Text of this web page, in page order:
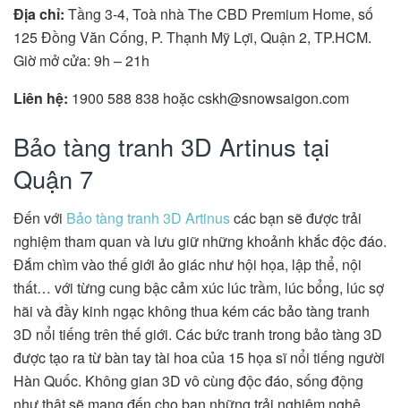
Địa chỉ: Tầng 3-4, Toà nhà The CBD Premium Home, số
125 Đồng Văn Cống, P. Thạnh Mỹ Lợi, Quận 2, TP.HCM.
Giờ mở cửa: 9h – 21h
Liên hệ: 1900 588 838 hoặccskh@snowsaigon.com
Bảo tàng tranh 3D Artinus tại
Quận 7
Đến với Bảo tàng tranh 3D Artinuscác bạn sẽ được trải
nghiệm tham quan và lưu giữ những khoảnh khắc độc đáo.
Đắm chìm vào thế giới ảo giác như hội họa, lập thể, nội
thất… với từng cung bậc cảm xúc lúc trầm, lúc bổng, lúc sợ
hãi và đầy kinh ngạc không thua kém các bảo tàng tranh
3D nổi tiếng trên thế giới. Các bức tranh trong bảo tàng 3D
được tạo ra từ bàn tay tài hoa của 15 họa sĩ nổi tiếng người
Hàn Quốc. Không gian 3D vô cùng độc đáo, sống động